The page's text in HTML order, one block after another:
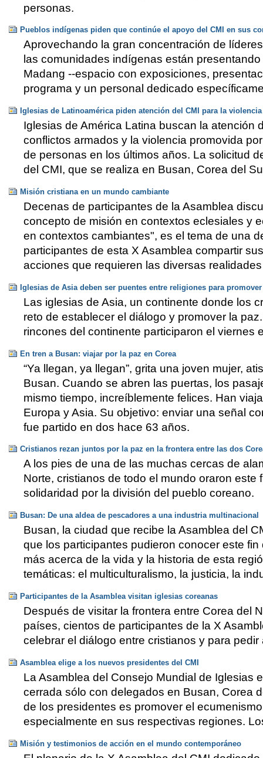
personas.
Pueblos indígenas piden que continúe el apoyo del CMI en sus
Aprovechando la gran concentración de
las comunidades indígenas están
Madang --espacio con exposiciones,
programa y un personal dedicado
Iglesias de Latinoamérica piden atención del CMI para la
Iglesias de América Latina buscan la atención
conflictos armados y la violencia promovida
de personas en los últimos años. La solicitud
del CMI, que se realiza en Busan, Corea del
Misión cristiana en un mundo cambiante
Decenas de participantes de la Asamblea
concepto de misión en contextos eclesiales y
en contextos cambiantes", es el tema de una
participantes de esta X Asamblea compartir
acciones que requieren las diversas
Iglesias de Asia deben ser puentes entre religiones para
Las iglesias de Asia, un continente donde los
reto de establecer el diálogo y promover la
rincones del continente participaron el viernes
En tren a Busan: viajar por la paz en Corea
“Ya llegan, ya llegan”, grita una joven mujer,
Busan. Cuando se abren las puertas, los
mismo tiempo, increíblemente felices. Han
Europa y Asia. Su objetivo: enviar una señal
fue partido en dos hace 63 años.
Cristianos rezan juntos por la paz en la frontera entre las dos
A los pies de una de las muchas cercas de
Norte, cristianos de todo el mundo oraron
solidaridad por la división del pueblo coreano.
Busan: De una aldea de pescadores a una industria multinacional
Busan, la ciudad que recibe la Asamblea del
que los participantes pudieron conocer este
más acerca de la vida y la historia de esta
temáticas: el multiculturalismo, la justicia, la
Participantes de la Asamblea visitan iglesias coreanas
Después de visitar la frontera entre Corea del
países, cientos de participantes de la X
celebrar el diálogo entre cristianos y para
Asamblea elige a los nuevos presidentes del CMI
La Asamblea del Consejo Mundial de Iglesias
cerrada sólo con delegados en Busan, Corea
de los presidentes es promover el
especialmente en sus respectivas regiones.
Misión y testimonios de acción en el mundo contemporáneo